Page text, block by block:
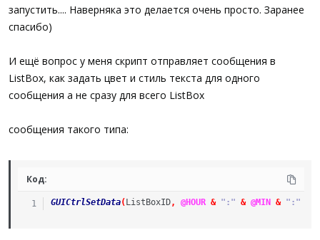
запустить.... Наверняка это делается очень просто. Заранее
спасибо)
И ещё вопрос у меня скрипт отправляет сообщения в
ListBox, как задать цвет и стиль текста для одного
сообщения а не сразу для всего ListBox
сообщения такого типа:
Код:
GUICtrlSetData( ListBoxID, @HOUR & ":" & @MIN & ":"